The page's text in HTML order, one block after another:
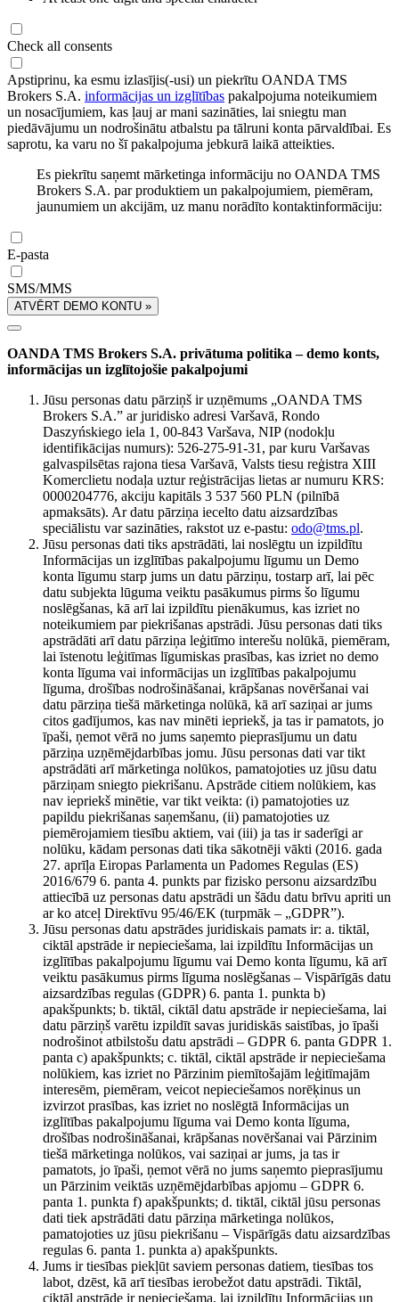
Check all consents
Apstiprinu, ka esmu izlasījis(-usi) un piekrītu OANDA TMS
Brokers S.A. informācijas un izglītības pakalpojuma noteikumiem
un nosacījumiem, kas ļauj ar mani sazināties, lai sniegtu man
piedāvājumu un nodrošinātu atbalstu pa tālruni konta pārvaldībai. Es
saprotu, ka varu no šī pakalpojuma jebkurā laikā atteikties.
Es piekrītu saņemt mārketinga informāciju no OANDA TMS
Brokers S.A. par produktiem un pakalpojumiem, piemēram,
jaunumiem un akcijām, uz manu norādīto kontaktinformāciju:
E-pasta
SMS/MMS
ATVĒRT DEMO KONTU »
OANDA TMS Brokers S.A. privātuma politika – demo konts,
informācijas un izglītojošie pakalpojumi
Jūsu personas datu pārziņš ir uzņēmums „OANDA TMS
Brokers S.A.” ar juridisko adresi Varšavā, Rondo
Daszyńskiego iela 1, 00-843 Varšava, NIP (nodokļu
identifikācijas numurs): 526-275-91-31, par kuru Varšavas
galvaspilsētas rajona tiesa Varšavā, Valsts tiesu reģistra XIII
Komerclietu nodaļa uztur reģistrācijas lietas ar numuru KRS:
0000204776, akciju kapitāls 3 537 560 PLN (pilnībā
apmaksāts). Ar datu pārziņa iecelto datu aizsardzības
speciālistu var sazināties, rakstot uz e-pastu: odo@tms.pl.
Jūsu personas dati tiks apstrādāti, lai noslēgtu un izpildītu
Informācijas un izglītības pakalpojumu līgumu un Demo
konta līgumu starp jums un datu pārziņu, tostarp arī, lai pēc
datu subjekta lūguma veiktu pasākumus pirms šo līgumu
noslēgšanas, kā arī lai izpildītu pienākumus, kas izriet no
noteikumiem par piekrišanas apstrādi. Jūsu personas dati tiks
apstrādāti arī datu pārziņa leģitīmo interešu nolūkā, piemēram,
lai īstenotu leģitīmas līgumiskas prasības, kas izriet no demo
konta līguma vai informācijas un izglītības pakalpojumu
līguma, drošības nodrošināšanai, krāpšanas novēršanai vai
datu pārziņa tiešā mārketinga nolūkā, kā arī saziņai ar jums
citos gadījumos, kas nav minēti iepriekš, ja tas ir pamatots, jo
īpaši, ņemot vērā no jums saņemto pieprasījumu un datu
pārziņa uzņēmējdarbības jomu. Jūsu personas dati var tikt
apstrādāti arī mārketinga nolūkos, pamatojoties uz jūsu datu
pārziņam sniegto piekrišanu. Apstrāde citiem nolūkiem, kas
nav iepriekš minētie, var tikt veikta: (i) pamatojoties uz
papildu piekrišanas saņemšanu, (ii) pamatojoties uz
piemērojamiem tiesību aktiem, vai (iii) ja tas ir saderīgi ar
nolūku, kādam personas dati tika sākotnēji vākti (2016. gada
27. aprīļa Eiropas Parlamenta un Padomes Regulas (ES)
2016/679 6. panta 4. punkts par fizisko personu aizsardzību
attiecībā uz personas datu apstrādi un šādu datu brīvu apriti un
ar ko atceļ Direktīvu 95/46/EK (turpmāk – „GDPR”).
Jūsu personas datu apstrādes juridiskais pamats ir: a. tiktāl,
ciktāl apstrāde ir nepieciešama, lai izpildītu Informācijas un
izglītības pakalpojumu līgumu vai Demo konta līgumu, kā arī
veiktu pasākumus pirms līguma noslēgšanas – Vispārīgās datu
aizsardzības regulas (GDPR) 6. panta 1. punkta b)
apakšpunkts; b. tiktāl, ciktāl datu apstrāde ir nepieciešama, lai
datu pārziņš varētu izpildīt savas juridiskās saistības, jo īpaši
nodrošinot atbilstošu datu apstrādi – GDPR 6. panta GDPR 1.
panta c) apakšpunkts; c. tiktāl, ciktāl apstrāde ir nepieciešama
nolūkiem, kas izriet no Pārzinim piemītošajām leģitīmajām
interesēm, piemēram, veicot nepieciešamos norēķinus un
izvirzot prasības, kas izriet no noslēgtā Informācijas un
izglītības pakalpojumu līguma vai Demo konta līguma,
drošības nodrošināšanai, krāpšanas novēršanai vai Pārzinim
tiešā mārketinga nolūkos, vai saziņai ar jums, ja tas ir
pamatots, jo īpaši, ņemot vērā no jums saņemto pieprasījumu
un Pārzinim veiktās uzņēmējdarbības apjomu – GDPR 6.
panta 1. punkta f) apakšpunkts; d. tiktāl, ciktāl jūsu personas
dati tiek apstrādāti datu pārziņa mārketinga nolūkos,
pamatojoties uz jūsu piekrišanu – Vispārīgās datu aizsardzības
regulas 6. panta 1. punkta a) apakšpunkts.
Jums ir tiesības piekļūt saviem personas datiem, tiesības tos
labot, dzēst, kā arī tiesības ierobežot datu apstrādi. Tiktāl,
ciktāl apstrāde ir nepieciešama, lai izpildītu Informācijas un